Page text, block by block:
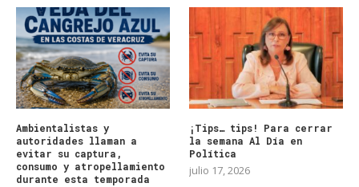
Ambientalistas y
autoridades llaman a
evitar su captura,
consumo y atropellamiento
durante esta temporada
¡Tips… tips! Para cerrar
la semana Al Día en
Política
julio 17, 2026